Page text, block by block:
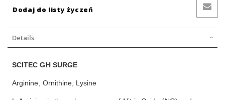
Dodaj do listy życzeń
Details
SCITEC GH SURGE
Arginine, Ornithine, Lysine